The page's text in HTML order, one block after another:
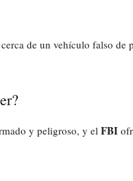
cerca de un vehículo falso de
y peligroso, y elFBI